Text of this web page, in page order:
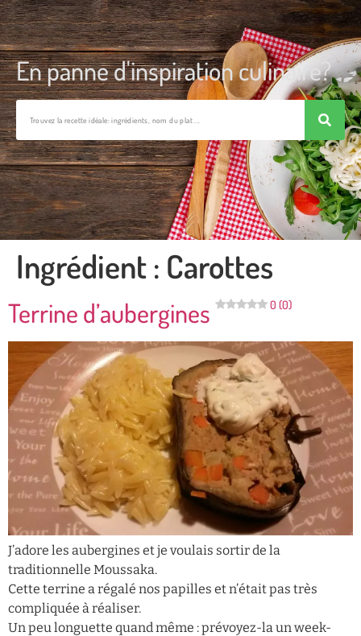
En panne d'inspiration culinaire?
Ingrédient : Carottes
Terrine d’aubergines 0 (0)
J’adore les aubergines et je voulais sortir de la
traditionnelle Moussaka.
Cette terrine a régalé nos papilles et n’était pas très
compliquée à réaliser.
Un peu longuette quand même : prévoyez-la un week-